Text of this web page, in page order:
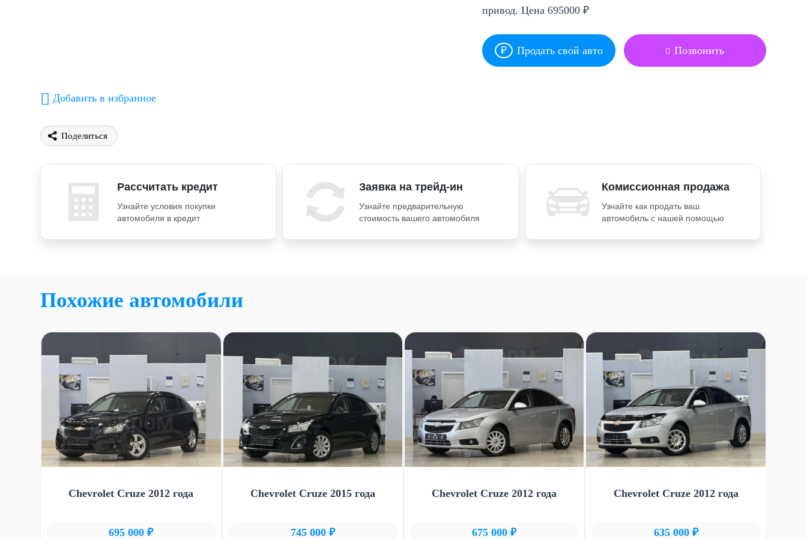
привод. Цена 695000 ₽
Продать свой авто Позвонить
Добавить в избранное
Поделиться
Рассчитать кредит
Узнайте условия покупки
автомобиля в кредит
Заявка на трейд-ин
Узнайте предварительную
стоимость вашего автомобиля
Комиссионная продажа
Узнайте как продать ваш
автомобиль с нашей помощью
Похожие автомобили
Chevrolet Cruze 2012 года
695 000 ₽
Chevrolet Cruze 2015 года
745 000 ₽
Chevrolet Cruze 2012 года
675 000 ₽
Chevrolet Cruze 2012 года
635 000 ₽